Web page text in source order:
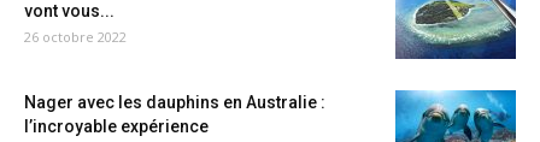
vont vous...
26 octobre 2022
Nager avec les dauphins en Australie :
l’incroyable expérience